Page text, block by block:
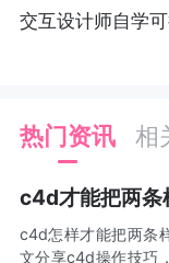
交互设计师自学
热门资讯 相
c4d才能把两条
c4d怎样才能把两条
文分享c4d操作技巧